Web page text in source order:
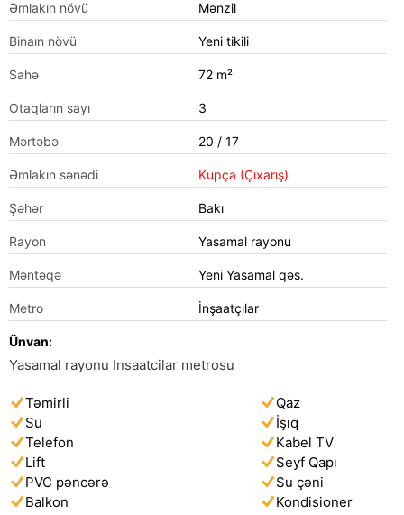
Əmlakın növü Mənzil
Binaın növü Yeni tikili
Sahə 72 m²
Otaqların sayı 3
Mərtəbə 20 / 17
Əmlakın sənədi Kupça (Çıxarış)
Şəhər Bakı
Rayon Yasamal rayonu
Məntəqə Yeni Yasamal qəs.
Metro İnşaatçılar
Ünvan:
Yasamal rayonu Insaatcilar metrosu
Təmirli
Qaz
Su
İşıq
Telefon
Kabel TV
Lift
Seyf Qapı
PVC pəncərə
Su çəni
Balkon
Kondisioner